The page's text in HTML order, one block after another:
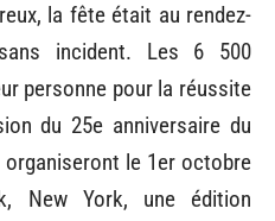
la fête était au rendez-
incident. Les 6 500
personne pour la réussite
du 25e anniversaire du
le 1er octobre
New York, une édition